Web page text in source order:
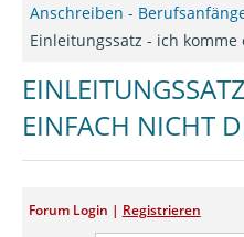
Job & Karriere
Forum
Anschreiben -
Einleitungssatz - ich
EINFACH NICHT
Forum Login | Registrieren